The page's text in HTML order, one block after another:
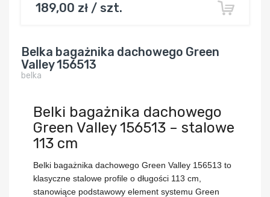
189,00 zł / szt.
Belka bagażnika dachowego Green
Valley 156513
belka
Belki bagażnika dachowego
Green Valley 156513 – stalowe
113 cm
Belki bagażnika dachowego Green Valley 156513 to
klasyczne stalowe profile o długości 113 cm,
stanowiące podstawowy element systemu Green